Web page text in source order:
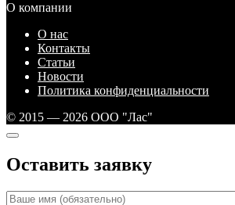
О компании
О нас
Контакты
Статьи
Новости
Политика конфиденциальности
© 2015 — 2026 ООО "Лас"
Оставить заявку